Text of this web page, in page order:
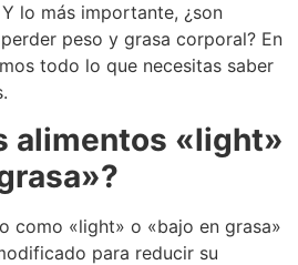
lo más importante, ¿son
peso y grasa corporal? En
todo lo que necesitas saber
alimentos «light»
como «light» o «bajo en grasa»
para reducir su